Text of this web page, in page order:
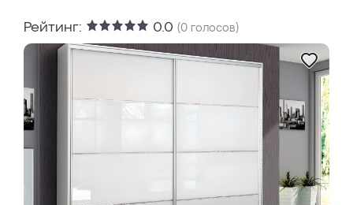
Рейтинг: 0.0 (0 голосов)